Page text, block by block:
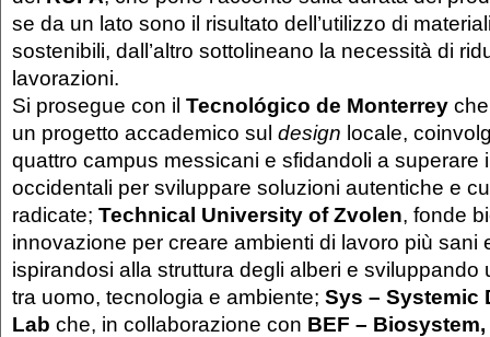
se da un lato sono il risultato dell’utilizzo di
sostenibili, dall’altro sottolineano la necessità di
lavorazioni.
Si prosegue con il Tecnológico de Monterrey
un progetto accademico sul design locale,
quattro campus messicani e sfidandoli a superare
occidentali per sviluppare soluzioni autentiche e
radicate; Technical University of Zvolen, fonde
innovazione per creare ambienti di lavoro più sani
ispirandosi alla struttura degli alberi e sviluppando
tra uomo, tecnologia e ambiente; Sys – Systemic
Lab che, in collaborazione con BEF – Biosystem,